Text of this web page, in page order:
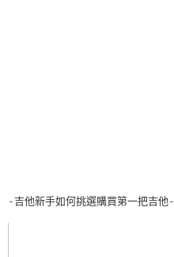
-吉他新手如何挑選購買第一把吉他-